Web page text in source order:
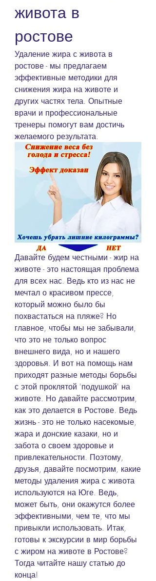
живота в
ростове
Удаление жира с живота в
ростове - мы предлагаем
эффективные методики для
снижения жира на животе и
других частях тела. Опытные
врачи и профессиональные
тренеры помогут вам достичь
желаемого результата.
Давайте будем честными - жир на
животе - это настоящая проблема
для всех нас. Ведь кто из нас не
мечтал о красивом прессе,
который можно было бы
похвастаться на пляже? Но
главное, чтобы мы не забывали,
что это не только вопрос
внешнего вида, но и нашего
здоровья. И вот на помощь нам
приходят разные методы борьбы
с этой проклятой 'подушкой' на
животе. Но давайте рассмотрим,
как это делается в Ростове. Ведь
жизнь - это не только насекомые,
жара и донские казаки, но и
забота о своем здоровье и
привлекательности. Поэтому,
друзья, давайте посмотрим, какие
методы удаления жира с живота
используются на Юге. Ведь,
может быть, они окажутся более
эффективными, чем те, что мы
привыкли использовать. Итак,
готовы к экскурсии в мир борьбы
с жиром на животе в Ростове?
Тогда читайте нашу статью до
конца!